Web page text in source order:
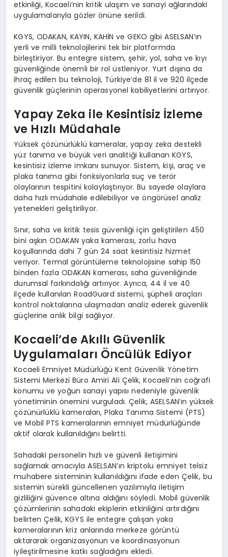
etkinliği, Kocaeli’nin kritik ulaşım ve sanayi ağlarındaki
uygulamalarıyla gözler önüne serildi.
KGYS, ODAKAN, KAYIN, KAHİN ve GEKO gibi ASELSAN’ın
yerli ve milli teknolojilerini tek bir platformda
birleştiriyor. Bu entegre sistem, şehir, yol, saha ve kıyı
güvenliğinde önemli bir rol üstleniyor. Yurt dışına da
ihraç edilen bu teknoloji, Türkiye’de 81 il ve 920 ilçede
güvenlik güçlerinin operasyonel kabiliyetlerini artırıyor.
Yapay Zeka ile Kesintisiz İzleme
ve Hızlı Müdahale
Yüksek çözünürlüklü kameralar, yapay zeka destekli
yüz tanıma ve büyük veri analitiği kullanan KGYS,
kesintisiz izleme imkanı sunuyor. Sistem, kişi, araç ve
plaka tanıma gibi fonksiyonlarla suç ve terör
olaylarının tespitini kolaylaştırıyor. Bu sayede olaylara
daha hızlı müdahale edilebiliyor ve öngörüsel analiz
yetenekleri geliştiriliyor.
Sınır, saha ve kritik tesis güvenliği için geliştirilen 450
bini aşkın ODAKAN yaka kamerası, zorlu hava
koşullarında dahi 7 gün 24 saat kesintisiz hizmet
veriyor. Termal görüntüleme teknolojisine sahip 150
binden fazla ODAKAN kamerası, saha güvenliğinde
durumsal farkındalığı artırıyor. Ayrıca, 44 il ve 40
ilçede kullanılan RoadGuard sistemi, şüpheli araçları
kontrol noktalarına ulaşmadan analiz ederek güvenlik
güçlerine anlık bilgi sağlıyor.
Kocaeli’de Akıllı Güvenlik
Uygulamaları Öncülük Ediyor
Kocaeli Emniyet Müdürlüğü Kent Güvenlik Yönetim
Sistemi Merkezi Büro Amiri Ali Çelik, Kocaeli’nin coğrafi
konumu ve yoğun sanayi yapısı nedeniyle güvenlik
yönetiminin önemini vurguladı. Çelik, ASELSAN’ın yüksek
çözünürlüklü kameraları, Plaka Tanıma Sistemi (PTS)
ve Mobil PTS kameralarının emniyet müdürlüğünde
aktif olarak kullanıldığını belirtti.
Sahadaki personelin hızlı ve güvenli iletişimini
sağlamak amacıyla ASELSAN’ın kriptolu emniyet telsiz
muhabere sisteminin kullanıldığını ifade eden Çelik, bu
sistemin sürekli güncellenen yazılımıyla iletişim
gizliliğini güvence altına aldığını söyledi. Mobil güvenlik
çözümlerinin sahadaki ekiplerin etkinliğini artırdığını
belirten Çelik, KGYS ile entegre çalışan yaka
kameralarının kriz anlarında merkeze görüntü
aktararak organizasyonun ve koordinasyonun
iyileştirilmesine katkı sağladığını ekledi.